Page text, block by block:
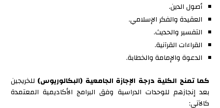
أصول الدين.
العقيدة والفكر الإسلامي.
التفسير والحديث.
القراءات القرآنية.
الدعوة والإمامة والخطابة.
كما تمنح الكلية درجة الإجازة الجامعية (البكالوريوس) للخريجين
بعد إنجازهم للوحدات الدراسية وفق البرامج الأكاديمية المعتمدة
كالآتي: